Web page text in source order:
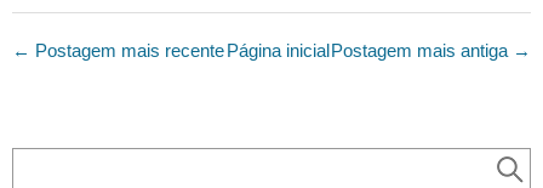
← Postagem mais recente Postagem mais antiga →
Página inicial